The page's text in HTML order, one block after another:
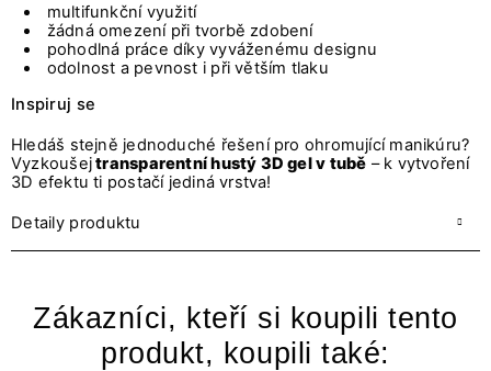
multifunkční využití
žádná omezení při tvorbě zdobení
pohodlná práce díky vyváženému designu
odolnost a pevnost i při větším tlaku
Inspiruj se
Hledáš stejně jednoduché řešení pro ohromující manikúru?
Vyzkoušejtransparentní hustý 3D gel v tubě – k vytvoření
3D efektu ti postačí jediná vrstva!
Detaily produktu
Zákazníci, kteří si koupili tento
produkt, koupili také: